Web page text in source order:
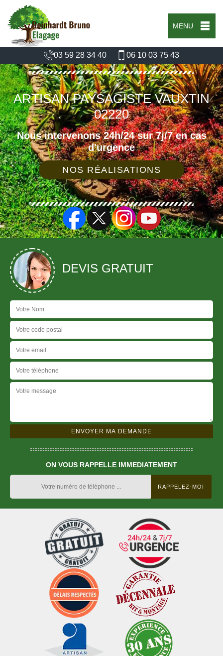
MENU
03 59 28 34 40 06 10 03 75 43
ARTISAN PAYSAGISTE VAUXTIN
02220
Nous intervenons 24h/24 sur 7j/7 en cas
d'urgence
NOS RÉALISATIONS
DEVIS GRATUIT
ON VOUS RAPPELLE IMMEDIATEMENT